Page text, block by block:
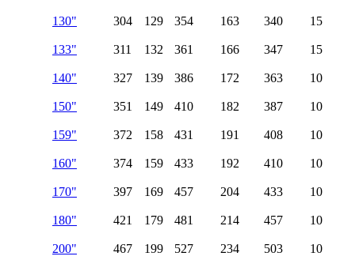
130" 304 129 354 163 340 15
133" 311 132 361 166 347 15
140" 327 139 386 172 363 10
150" 351 149 410 182 387 10
159" 372 158 431 191 408 10
160" 374 159 433 192 410 10
170" 397 169 457 204 433 10
180" 421 179 481 214 457 10
200" 467 199 527 234 503 10